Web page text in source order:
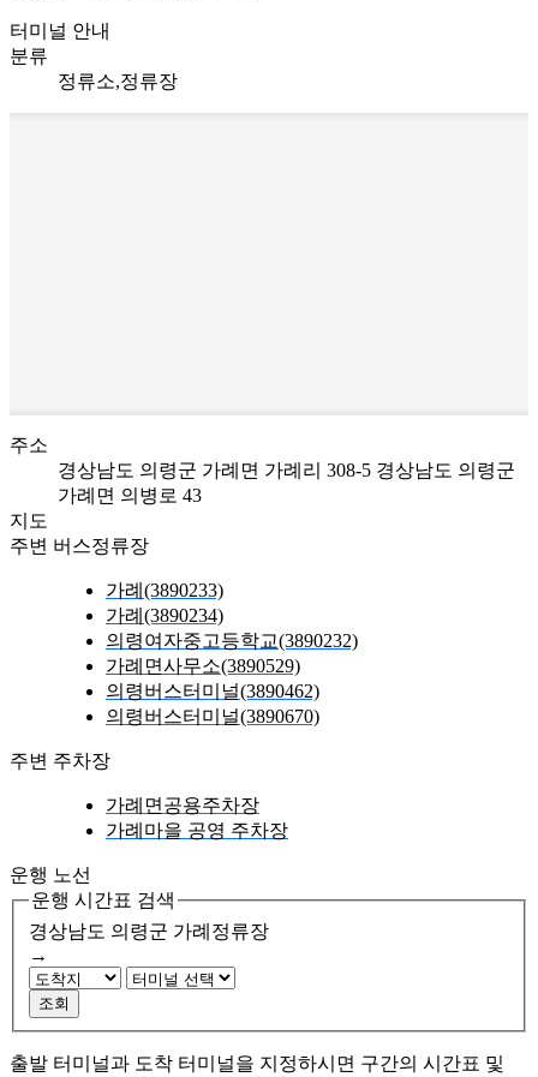
터미널 안내
분류
정류소,정류장
주소
경상남도 의령군 가례면 가례리 308-5 경상남도 의령군
가례면 의병로 43
지도
주변 버스정류장
가례(3890233)
가례(3890234)
의령여자중고등학교(3890232)
가례면사무소(3890529)
의령버스터미널(3890462)
의령버스터미널(3890670)
주변 주차장
가례면공용주차장
가례마을 공영 주차장
운행 노선
운행 시간표 검색
경상남도 의령군 가례정류장
→
조회
출발 터미널과 도착 터미널을 지정하시면 구간의 시간표 및